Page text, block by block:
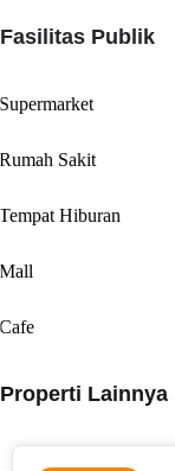
Fasilitas Publik
Supermarket
Rumah Sakit
Tempat Hiburan
Mall
Cafe
Properti Lainnya